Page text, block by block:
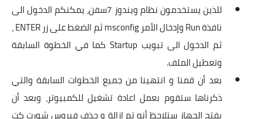
للذين يستخدمون نظام ويندوز 7سفن، يمكنكم الدخول الى
نافذة Run وإدخال الأمر msconfig ثم الضغط على زر ENTER ،
ثم الدخول الى تبويب Startup كما في الخطوة السابقة
وتعطيل الملف.
بعد أن قمنا و انتهينا من جميع الخطوات السابقة والتي
ذكرناها ستقوم بعمل اعادة تشغيل للكمبيوتر، وبعد أن
يفتح الجهاز ستلاحظ أنه تم ازالة و حذف فيروس شورت كت